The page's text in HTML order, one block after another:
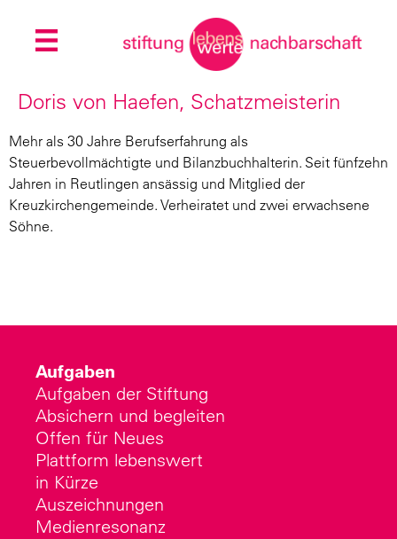
Doris von Haefen, Schatzmeisterin
Mehr als 30 Jahre Berufserfahrung als
Steuerbevollmächtigte und Bilanzbuchhalterin. Seit fünfzehn
Jahren in Reutlingen ansässig und Mitglied der
Kreuzkirchengemeinde. Verheiratet und zwei erwachsene
Söhne.
Aufgaben
Aufgaben der Stiftung
Absichern und begleiten
Offen für Neues
Plattform lebenswert
in Kürze
Auszeichnungen
Medienresonanz